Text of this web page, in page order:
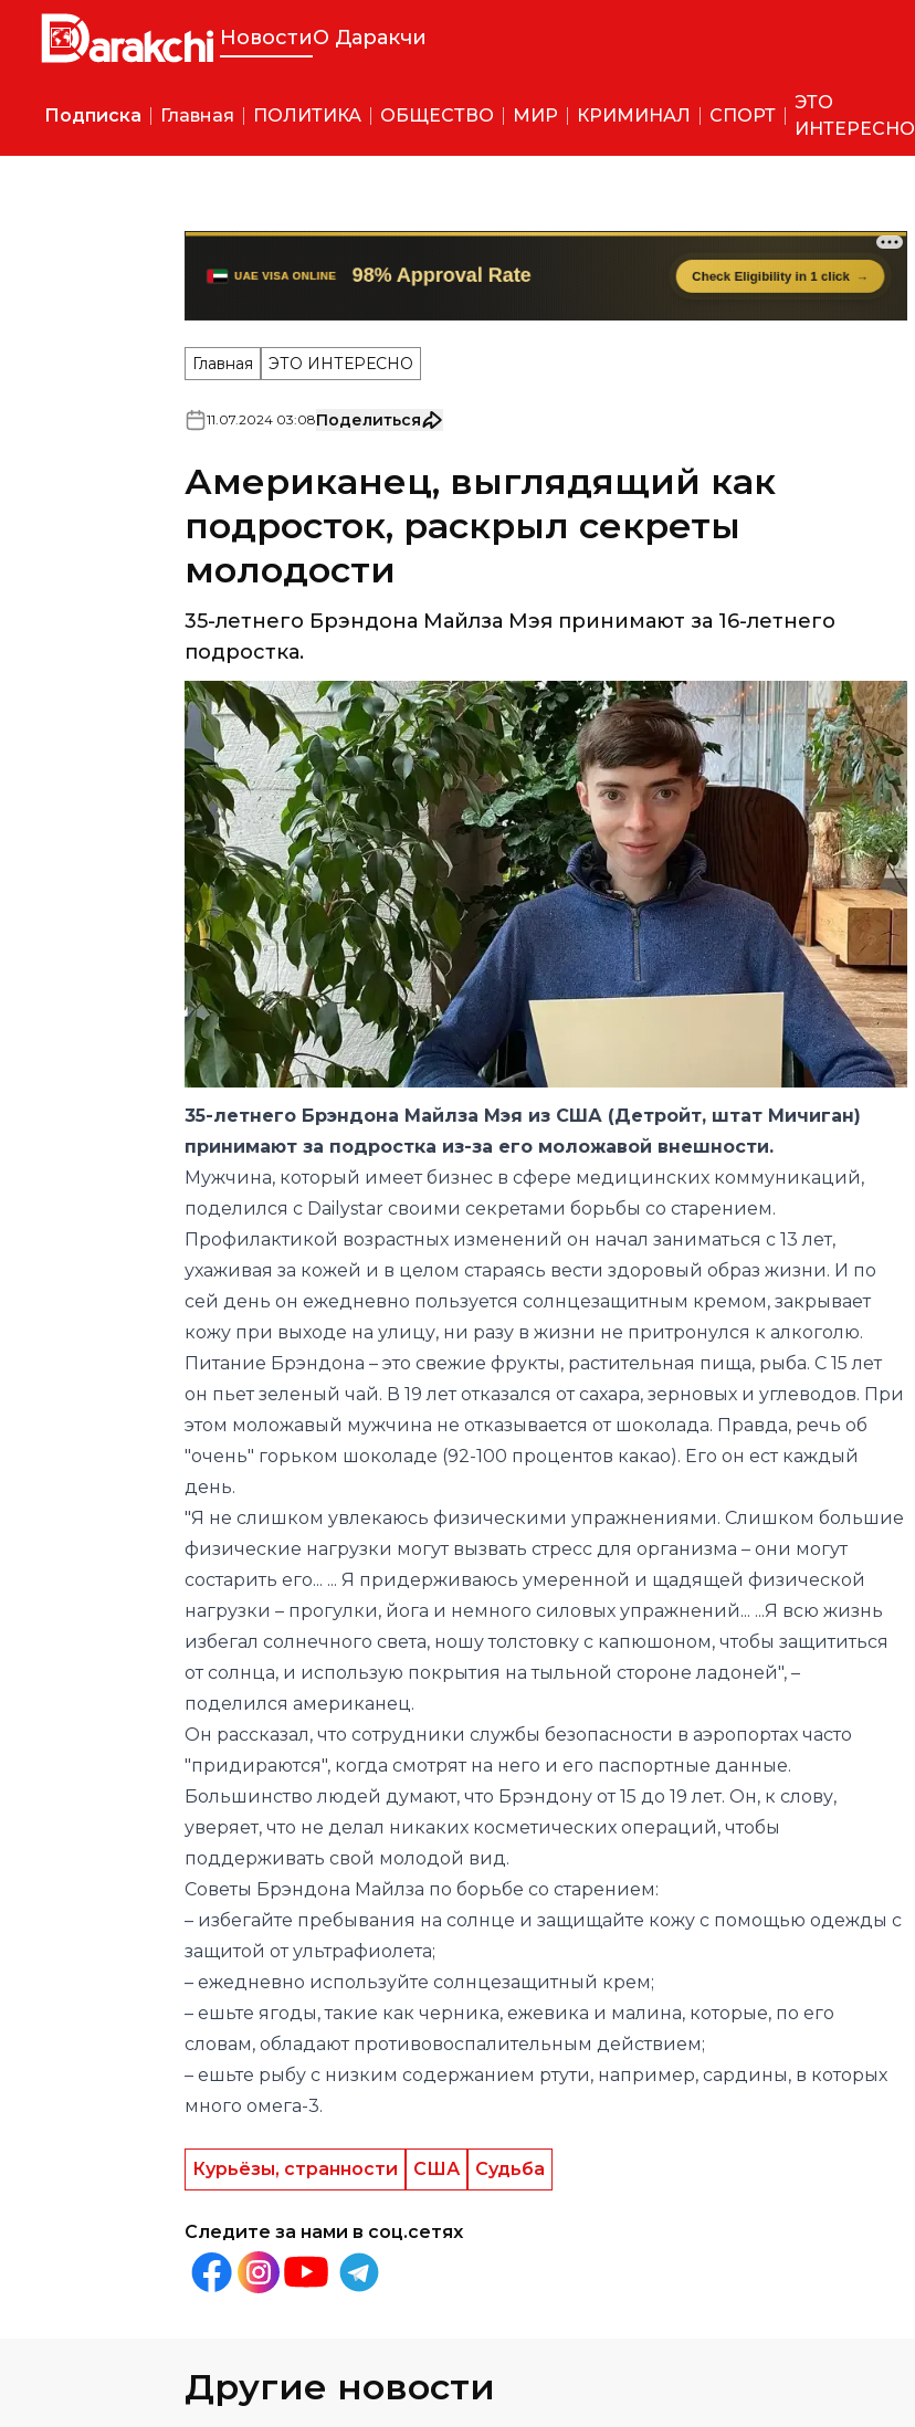
НовостиО Даракчи
Подписка Главная ПОЛИТИКА ОБЩЕСТВО МИР КРИМИНАЛ СПОРТ
ЭТО
ИНТЕРЕСНО
Главная ЭТО ИНТЕРЕСНО
Американец, выглядящий как
подросток, раскрыл секреты
молодости
35-летнего Брэндона Майлза Мэя принимают за 16-летнего
подростка.
35-летнего Брэндона Майлза Мэя из США (Детройт, штат Мичиган)
принимают за подростка из-за его моложавой внешности.
Мужчина, который имеет бизнес в сфере медицинских коммуникаций,
поделился с Dailystar своими секретами борьбы со старением.
Профилактикой возрастных изменений он начал заниматься с 13 лет,
ухаживая за кожей и в целом стараясь вести здоровый образ жизни. И по
сей день он ежедневно пользуется солнцезащитным кремом, закрывает
кожу при выходе на улицу, ни разу в жизни не притронулся к алкоголю.
Питание Брэндона – это свежие фрукты, растительная пища, рыба. С 15 лет
он пьет зеленый чай. В 19 лет отказался от сахара, зерновых и углеводов. При
этом моложавый мужчина не отказывается от шоколада. Правда, речь об
"очень" горьком шоколаде (92-100 процентов какао). Его он ест каждый
день.
"Я не слишком увлекаюсь физическими упражнениями. Слишком большие
физические нагрузки могут вызвать стресс для организма – они могут
состарить его... ... Я придерживаюсь умеренной и щадящей физической
нагрузки – прогулки, йога и немного силовых упражнений... ...Я всю жизнь
избегал солнечного света, ношу толстовку с капюшоном, чтобы защититься
от солнца, и использую покрытия на тыльной стороне ладоней", –
поделился американец.
Он рассказал, что сотрудники службы безопасности в аэропортах часто
"придираются", когда смотрят на него и его паспортные данные.
Большинство людей думают, что Брэндону от 15 до 19 лет. Он, к слову,
уверяет, что не делал никаких косметических операций, чтобы
поддерживать свой молодой вид.
Советы Брэндона Майлза по борьбе со старением:
– избегайте пребывания на солнце и защищайте кожу с помощью одежды с
защитой от ультрафиолета;
– ежедневно используйте солнцезащитный крем;
– ешьте ягоды, такие как черника, ежевика и малина, которые, по его
словам, обладают противовоспалительным действием;
– ешьте рыбу с низким содержанием ртути, например, сардины, в которых
много омега-3.
Курьёзы, странности США Судьба
Другие новости